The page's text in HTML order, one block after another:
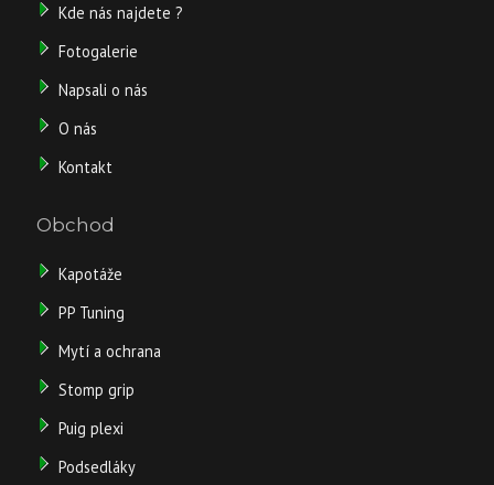
Kde nás najdete ?
Fotogalerie
Napsali o nás
O nás
Kontakt
Obchod
Kapotáže
PP Tuning
Mytí a ochrana
Stomp grip
Puig plexi
Podsedláky